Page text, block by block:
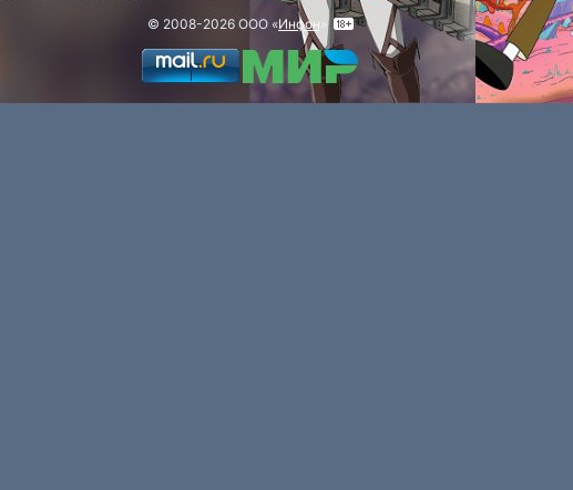
© 2008-2026 ООО «Инфон»